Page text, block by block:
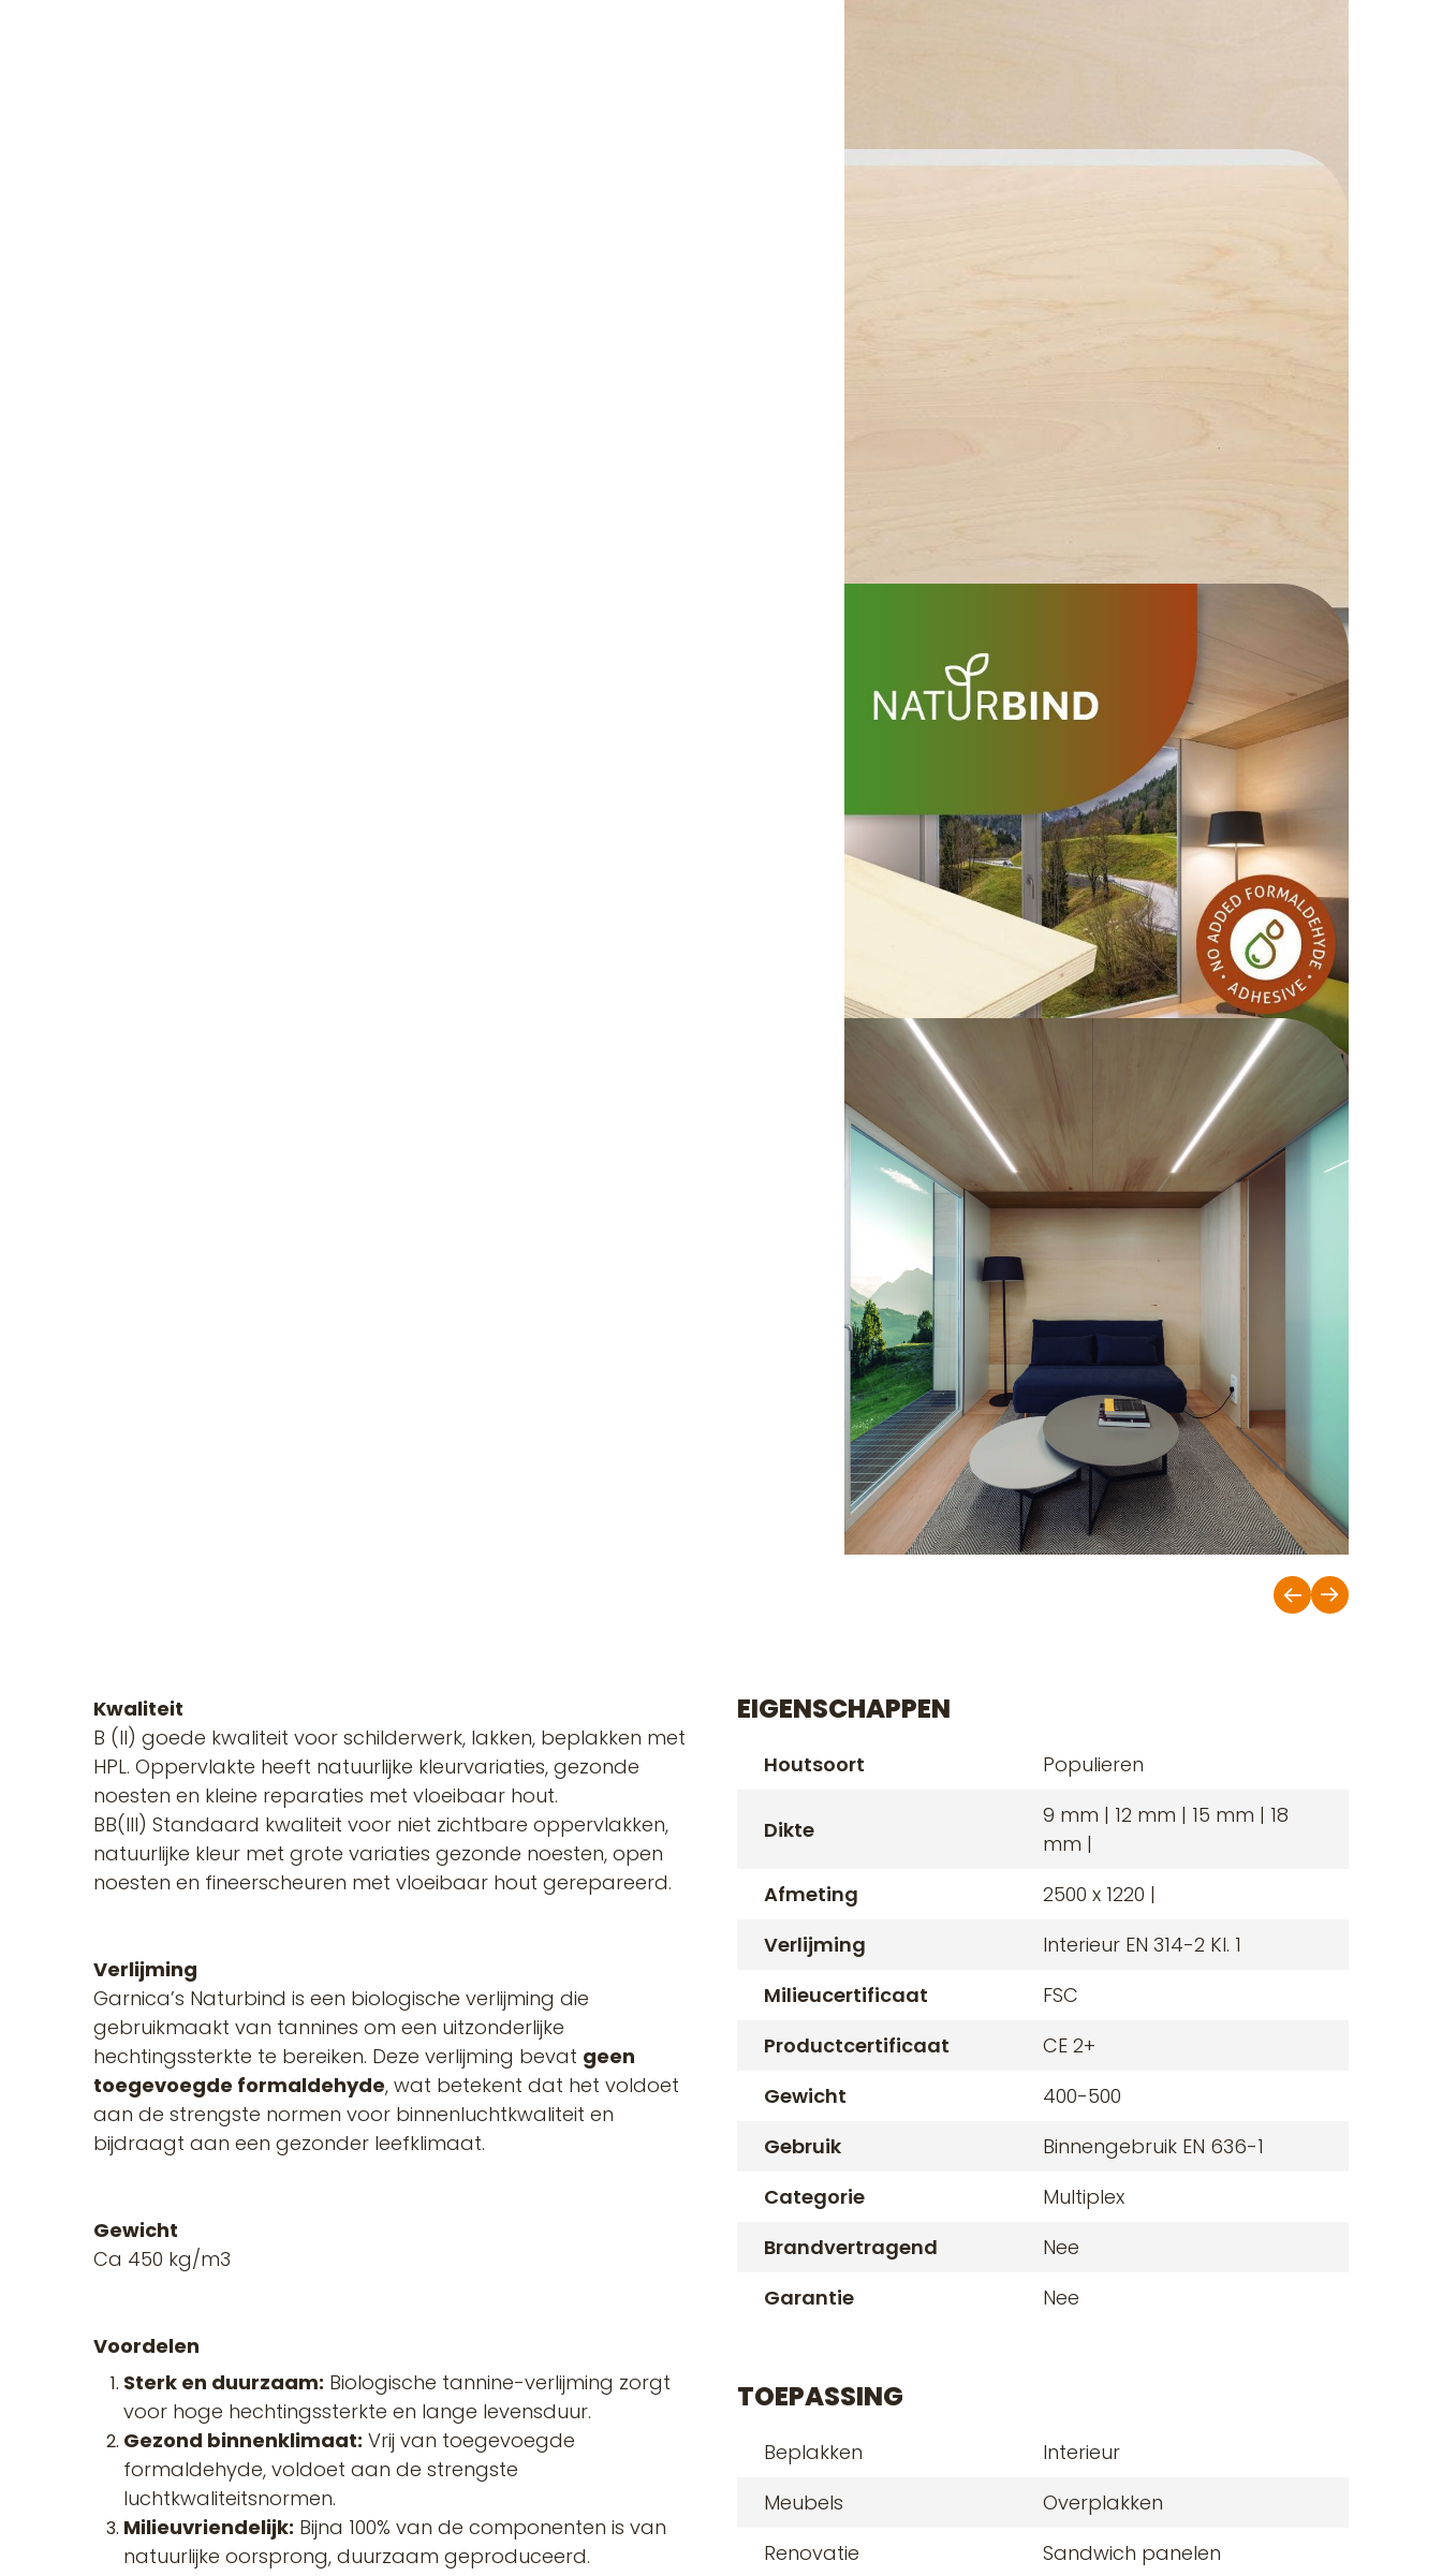
Kwaliteit
B (II) goede kwaliteit voor schilderwerk, lakken, beplakken met
HPL. Oppervlakte heeft natuurlijke kleurvariaties, gezonde
noesten en kleine reparaties met vloeibaar hout.
BB(III) Standaard kwaliteit voor niet zichtbare oppervlakken,
natuurlijke kleur met grote variaties gezonde noesten, open
noesten en fineerscheuren met vloeibaar hout gerepareerd.
Verlijming
Garnica’s Naturbind is een biologische verlijming die
gebruikmaakt van tannines om een uitzonderlijke
hechtingssterkte te bereiken. Deze verlijming bevat geen
toegevoegde formaldehyde, wat betekent dat het voldoet
aan de strengste normen voor binnenluchtkwaliteit en
bijdraagt aan een gezonder leefklimaat.
Gewicht
Ca 450 kg/m3
Voordelen
Sterk en duurzaam: Biologische tannine-verlijming zorgt
voor hoge hechtingssterkte en lange levensduur.
Gezond binnenklimaat: Vrij van toegevoegde
formaldehyde, voldoet aan de strengste
luchtkwaliteitsnormen.
Milieuvriendelijk: Bijna 100% van de componenten is van
natuurlijke oorsprong, duurzaam geproduceerd.
EIGENSCHAPPEN
Houtsoort Populieren
Dikte
9 mm | 12 mm | 15 mm | 18
mm |
Afmeting
2500 x 1220 |
Verlijming
Interieur EN 314-2 Kl. 1
Milieucertificaat
FSC
Productcertificaat
CE 2+
Gewicht
400-500
Gebruik
Binnengebruik EN 636-1
Categorie
Multiplex
Brandvertragend
Nee
Garantie
Nee
TOEPASSING
Beplakken
Interieur
Meubels
Overplakken
Renovatie
Sandwich panelen